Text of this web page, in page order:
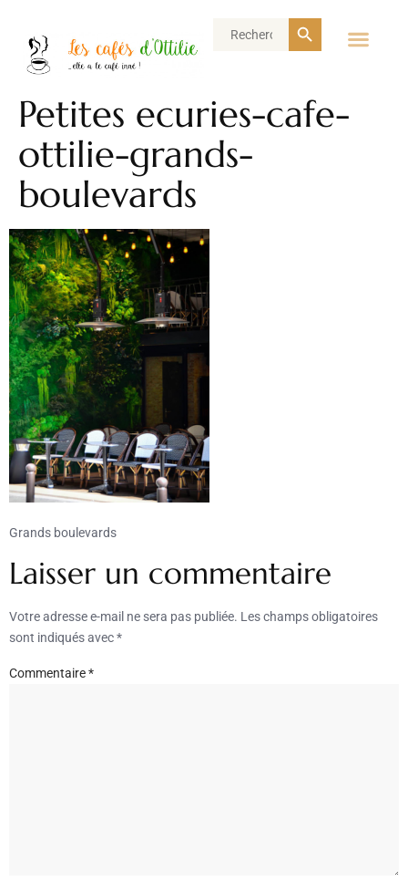
Search
Search Button
Petites ecuries-cafe-
ottilie-grands-
boulevards
Grands boulevards
Laisser un commentaire
Votre adresse e-mail ne sera pas publiée. Les champs obligatoires
sont indiqués avec*
Commentaire*